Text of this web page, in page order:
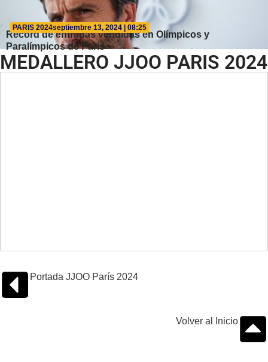
PARIS 2024septiembre 13, 2024 | 08:25
Récord de entradas vendidas en Olímpicos y
Paralímpicos de París
MEDALLERO JJOO PARIS 2024
Portada JJOO París 2024
Volver al Inicio